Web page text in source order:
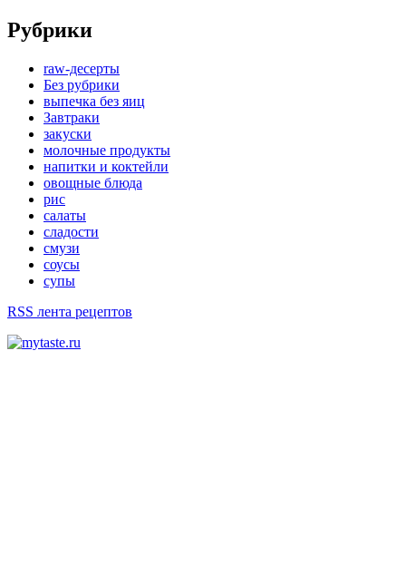
Рубрики
raw-десерты
Без рубрики
выпечка без яиц
Завтраки
закуски
молочные продукты
напитки и коктейли
овощные блюда
рис
салаты
сладости
смузи
соусы
супы
RSS лента рецептов